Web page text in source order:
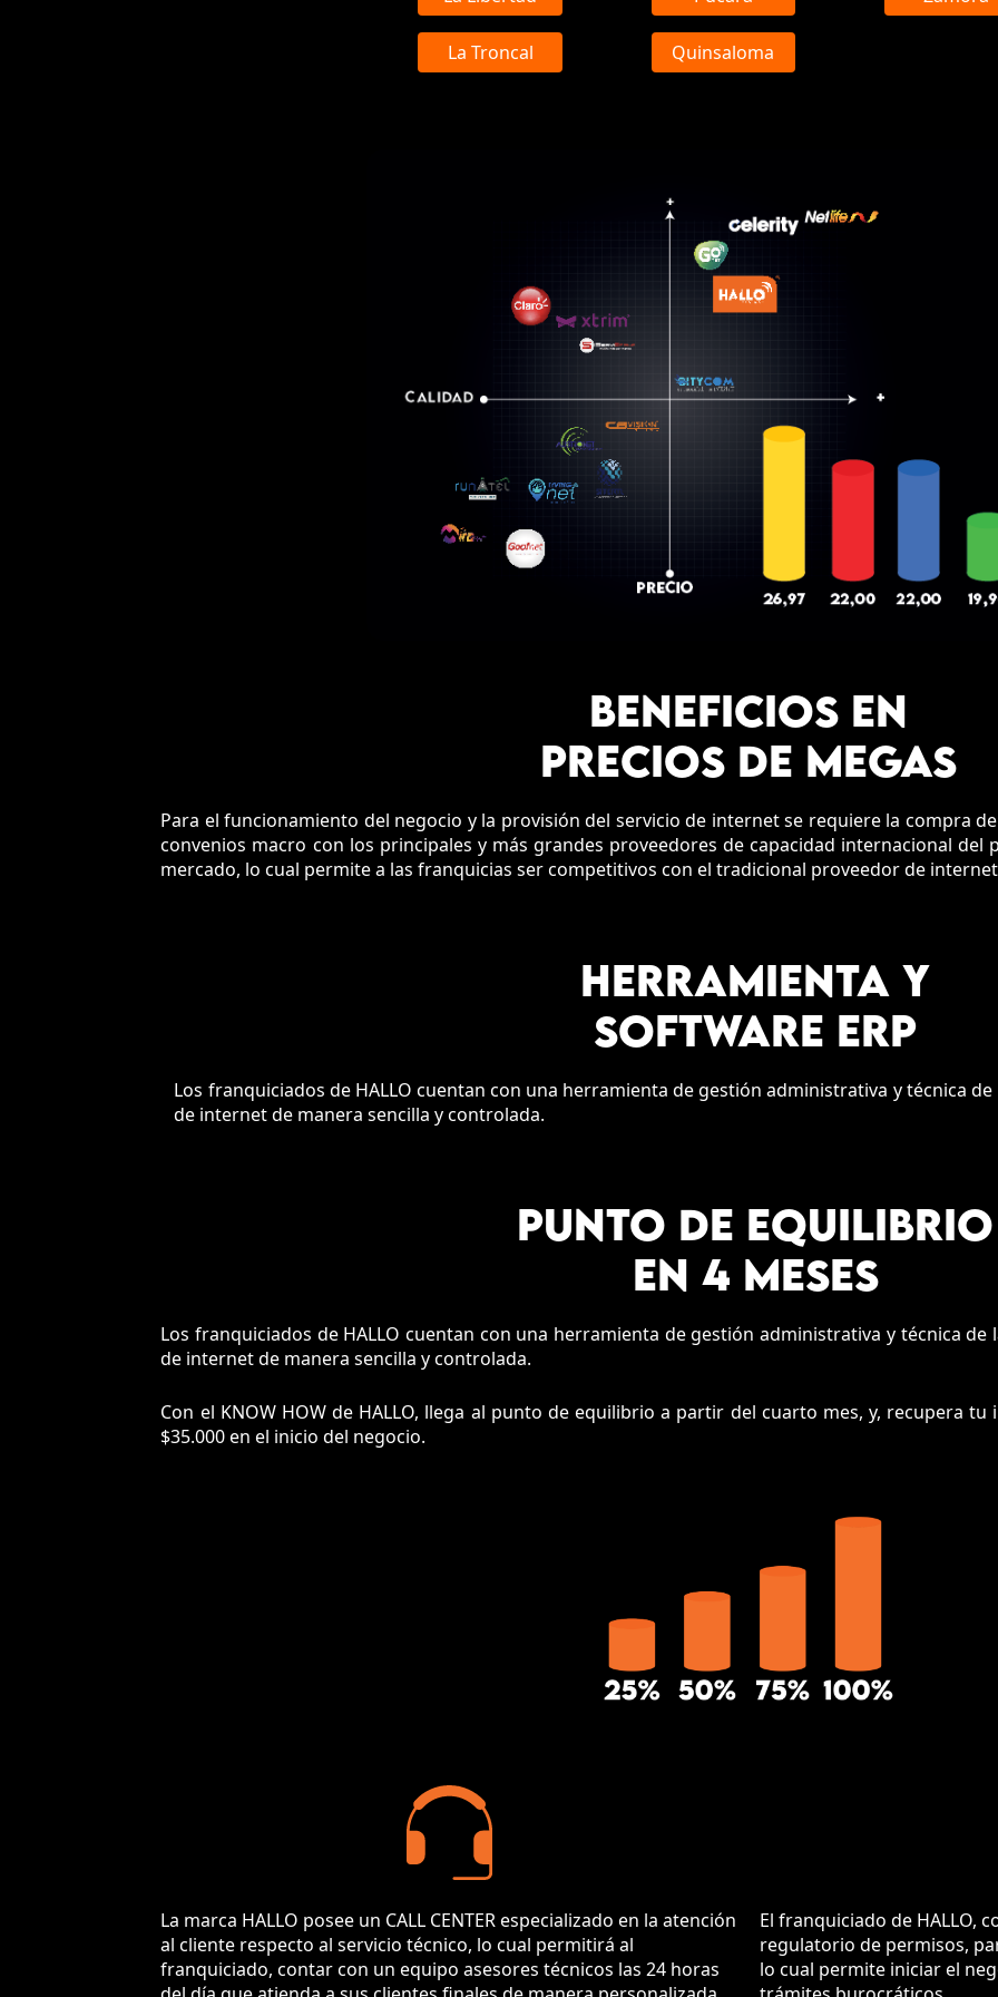
La Troncal Quinsaloma
BENEFICIOS EN
PRECIOS DE MEGAS
Para el funcionamiento del negocio y la provisión del servicio de internet se requiere la compra de
convenios macro con los principales y más grandes proveedores de capacidad internacional del
mercado, lo cual permite a las franquicias ser competitivos con el tradicional proveedor de
HERRAMIENTA Y
SOFTWARE ERP
Los franquiciados de HALLO cuentan con una herramienta de gestión administrativa y técnica
de internet de manera sencilla y controlada.
PUNTO DE EQUILIBRIO
EN 4 MESES
Los franquiciados de HALLO cuentan con una herramienta de gestión administrativa y técnica
de internet de manera sencilla y controlada.
Con el KNOW HOW de HALLO, llega al punto de equilibrio a partir del cuarto mes, y, recupera
$35.000 en el inicio del negocio.
La marca HALLO posee un CALL CENTER especializado en la atención
al cliente respecto al servicio técnico, lo cual permitirá al
franquiciado, contar con un equipo asesores técnicos las 24 horas
El franquiciado de HALLO,
regulatorio de permisos,
lo cual permite iniciar el